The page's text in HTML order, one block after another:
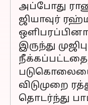
அப்போது
ஜியாவுர்
இருந்து
படுகொலையை
விடுமுறை
தொடர்ந்து